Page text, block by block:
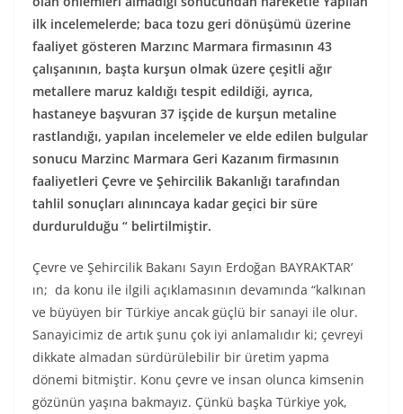
ilk incelemelerde; baca tozu geri dönüşümü üzerine
faaliyet gösteren Marzınc Marmara firmasının 43
çalışanının, başta kurşun olmak üzere çeşitli ağır
metallere maruz kaldığı tespit edildiği, ayrıca,
hastaneye başvuran 37 işçide de kurşun metaline
rastlandığı, yapılan incelemeler ve elde edilen bulgular
sonucu Marzinc Marmara Geri Kazanım firmasının
faaliyetleri Çevre ve Şehircilik Bakanlığı tarafından
tahlil sonuçları alınıncaya kadar geçici bir süre
durdurulduğu “ belirtilmiştir.
Çevre ve Şehircilik Bakanı Sayın Erdoğan BAYRAKTAR’
ın; da konu ile ilgili açıklamasının devamında “kalkınan
ve büyüyen bir Türkiye ancak güçlü bir sanayi ile olur.
Sanayicimiz de artık şunu çok iyi anlamalıdır ki; çevreyi
dikkate almadan sürdürülebilir bir üretim yapma
dönemi bitmiştir. Konu çevre ve insan olunca kimsenin
gözünün yaşına bakmayız. Çünkü başka Türkiye yok,